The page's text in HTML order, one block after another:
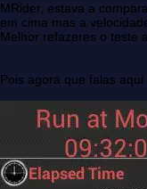
MRider, estava a
em cima mas a
Melhor refazeres o teste
Pois agora que falas